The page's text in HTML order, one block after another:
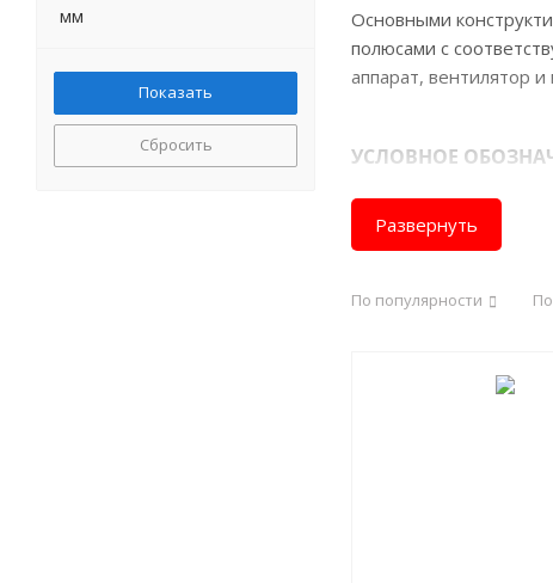
Основными
полюсами с
аппарат, вентилятор
УСЛОВНОЕ
Генератор
1
- генератор
- исполнение
Развернуть
По популярности
мм
Сбросить